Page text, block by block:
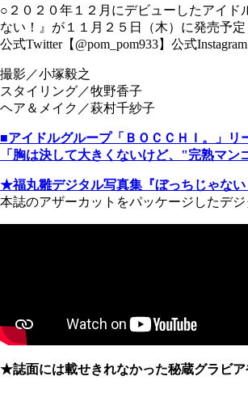
○２０２０年１２月にデビューしたアイ
ない！』が１１月２５日（木）に発売予定
公式Twitter【@pom_pom933】公式Instagram
撮影／小塚毅之
スタイリング／牧野香子
ヘア＆メイク／萩村千紗子
■アイドルグループ「ＢＯＣＣＨＩ。」リ
「胸は決して大きくないけど、"完熟マン
★福丸雛デジタル写真集『ぼっちじゃない
本誌のアザーカットをパッケージしたデ
★誌面には載せきれなかった秘蔵グラビ